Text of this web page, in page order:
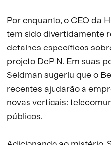
Por enquanto, o CEO da
tem sido divertidamente
detalhes específicos
projeto DePIN. Em suas
Seidman sugeriu que o
recentes ajudarão a
novas verticais:
públicos.